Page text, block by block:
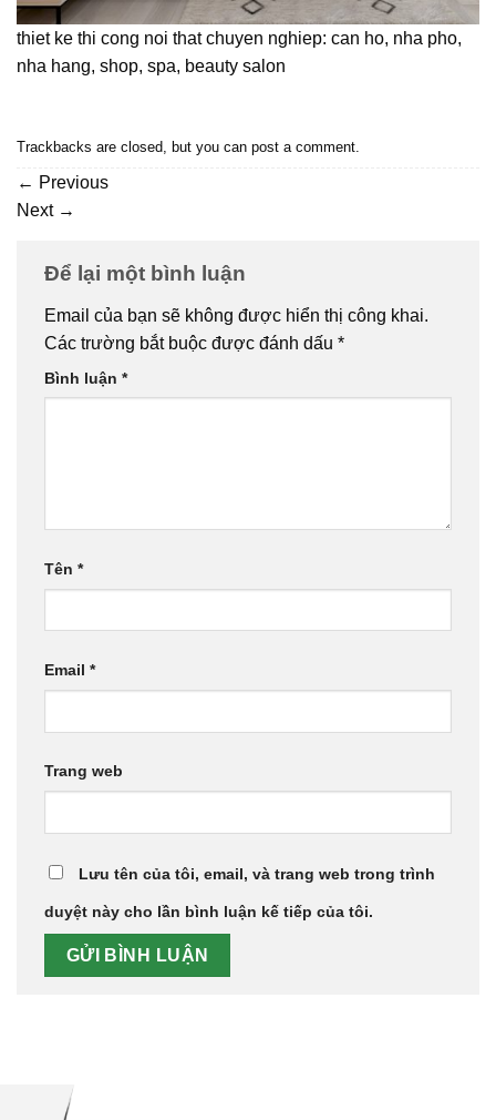
thiet ke thi cong noi that chuyen nghiep: can ho, nha pho,
nha hang, shop, spa, beauty salon
Trackbacks are closed, but you can post a comment.
← Previous
Next →
Để lại một bình luận
Email của bạn sẽ không được hiển thị công khai.
Các trường bắt buộc được đánh dấu *
Bình luận *
Tên *
Email *
Trang web
Lưu tên của tôi, email, và trang web trong trình
duyệt này cho lần bình luận kế tiếp của tôi.